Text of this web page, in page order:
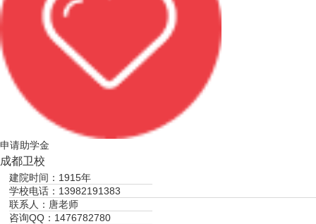
申请助学金
成都卫校
建院时间：1915年
学校电话：13982191383
联系人：唐老师
咨询QQ：1476782780